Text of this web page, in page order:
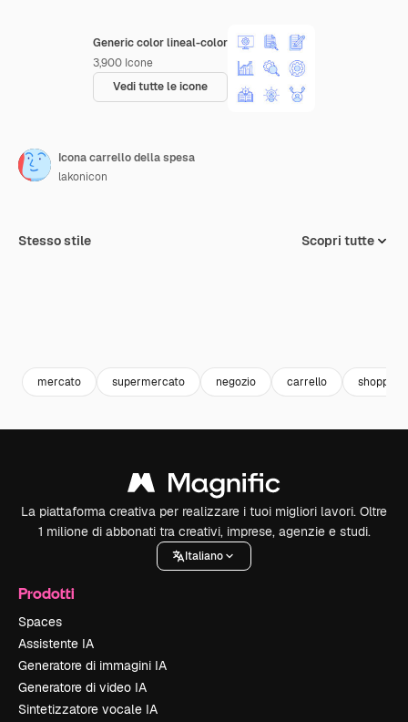
Generic color lineal-color
3,900 Icone
Vedi tutte le icone
Icona carrello della spesa
lakonicon
Stesso stile Scopri tutte
mercato supermercato negozio carrello
La piattaforma creativa per realizzare i tuoi migliori lavori. Oltre
1 milione di abbonati tra creativi, imprese, agenzie e studi.
Italiano
Prodotti
Spaces
Assistente IA
Generatore di immagini IA
Generatore di video IA
Sintetizzatore vocale IA